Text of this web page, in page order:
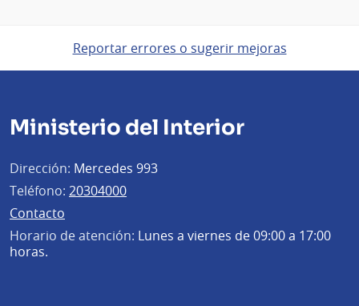
Reportar errores o sugerir mejoras
Ministerio del Interior
Dirección: Mercedes 993
Teléfono: 20304000
Contacto
Horario de atención: Lunes a viernes de 09:00 a 17:00
horas.